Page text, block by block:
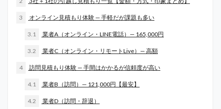
3 オンライン見積もり体験 — 手軽だが課題も多い
3.1 業者A（オンライン・LINE電話）— 165,000円
3.2 業者C（オンライン・リモートLive）— 高額
4 訪問見積もり体験 — 手間はかかるが信頼度が高い
4.1 業者B（訪問）— 121,000円【最安】
4.2 業者D（訪問・辞退）